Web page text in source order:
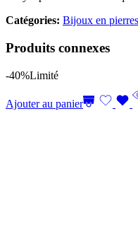
Catégories: Bijoux en pierres
Produits connexes
-40%Limité
Ajouter au panier